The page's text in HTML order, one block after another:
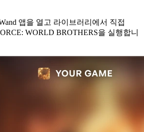
앱을 열고 라이브러리에서 직접
WORLD BROTHERS을 실행합니